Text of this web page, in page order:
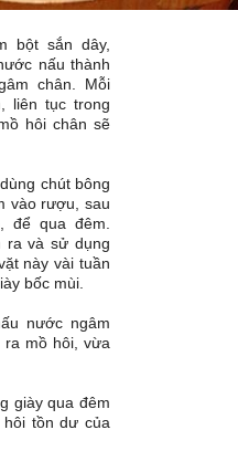
bột sắn dây,
nấu thành
chân. Mỗi
liên tục trong
hôi chân sẽ
chút bông
vào rượu, sau
để qua đêm.
ra và sử dụng
này vài tuần
bốc mùi.
nước ngâm
ra mồ hôi, vừa
giày qua đêm
tồn dư của